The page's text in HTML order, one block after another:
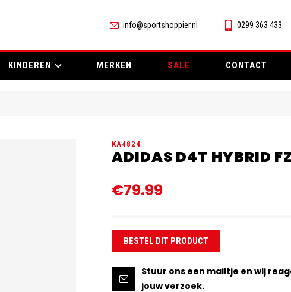
info@sportshoppier.nl 0299 363 433
KINDEREN MERKEN SALE CONTACT
KA4824
ADIDAS D4T HYBRID
€79.99
BESTEL DIT PRODUCT
Stuur ons een mailtje en wij
jouw verzoek.